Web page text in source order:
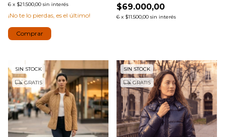
6 x $21.500,00 sin interés
¡No te lo pierdas, es el último!
Comprar
$69.000,00
6 x $11.500,00 sin interés
SIN STOCK
GRATIS
SIN STOCK
GRATIS